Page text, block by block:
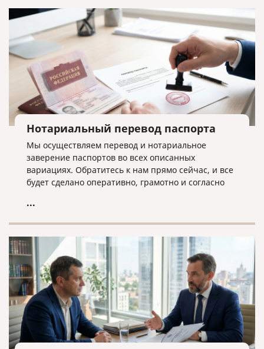
Нотариальный перевод паспорта
Мы осуществляем перевод и нотариальное
заверение паспортов во всех описанных
вариациях. Обратитесь к нам прямо сейчас, и все
будет сделано оперативно, грамотно и согласно
...